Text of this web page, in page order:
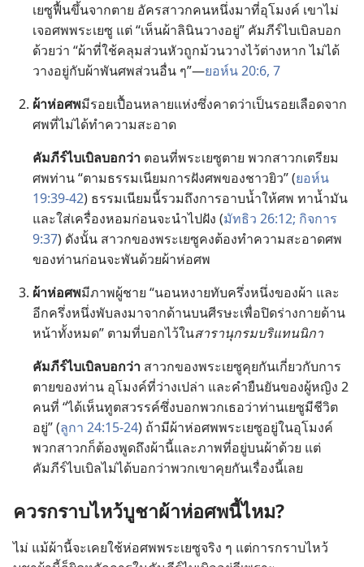
เยซู​ฟื้น​ขึ้น​จาก​ตาย อัครสาวก​คน​หนึ่ง​มา​ที่​อุโมงค์ เขา​ไม่​
เจอ​ศพ​พระ​เยซู แต่ “เห็น​ผ้า​ลินิน​วาง​อยู่” คัมภีร์​ไบเบิล​บอก​
ด้วย​ว่า “ผ้า​ที่​ใช้​คลุม​ส่วน​หัว​ถูก​ม้วน​วาง​ไว้​ต่าง​หาก ไม่​ได้​
วาง​อยู่​กับ​ผ้า​พัน​ศพ​ส่วน​อื่น​ ๆ”—ยอห์น 20:6, 7
ผ้า​ห่อ​ศพ​มี​รอย​เปื้อน​หลาย​แห่ง​ซึ่ง​คาด​ว่า​เป็น​รอย​เลือด​จาก​
ศพ​ที่​ไม่​ได้​ทำ​ความ​สะอาด
คัมภีร์​ไบเบิล​บอก​ว่า ตอน​ที่​พระ​เยซู​ตาย พวก​สาวก​เตรียม​
ศพ​ท่าน “ตาม​ธรรมเนียม​การ​ฝัง​ศพ​ของ​ชาว​ยิว” (ยอห์น
19:39-42) ธรรมเนียม​นี้​รวม​ถึง​การ​อาบ​น้ำ​ให้​ศพ ทา​น้ำมัน
และ​ใส่​เครื่อง​หอม​ก่อน​จะ​นำ​ไป​ฝัง (มัทธิว 26:12; กิจการ
9:37) ดัง​นั้น สาวก​ของ​พระ​เยซู​คง​ต้อง​ทำ​ความ​สะอาด​ศพ​
ของ​ท่าน​ก่อน​จะ​พัน​ด้วย​ผ้า​ห่อ​ศพ
ผ้า​ห่อ​ศพ​มี​ภาพ​ผู้​ชาย “นอน​หงาย​ทับ​ครึ่ง​หนึ่ง​ของ​ผ้า และ​
อีก​ครึ่ง​หนึ่ง​พับ​ลง​มา​จาก​ด้าน​บน​ศีรษะ​เพื่อ​ปิด​ร่าง​กาย​ด้าน​
หน้า​ทั้ง​หมด” ตาม​ที่​บอก​ไว้​ใน​สารานุกรม​บริแทนนิกา
คัมภีร์​ไบเบิล​บอก​ว่า สาวก​ของ​พระ​เยซู​คุย​กัน​เกี่ยว​กับ​การ​
ตาย​ของ​ท่าน อุโมงค์​ที่​ว่าง​เปล่า และ​คำ​ยืน​ยัน​ของ​ผู้​หญิง 2
คน​ที่ “ได้​เห็น​ทูตสวรรค์​ซึ่ง​บอก​พวก​เธอ​ว่า​ท่าน​เยซู​มี​ชีวิต​
อยู่” (ลูกา 24:15-24) ถ้า​มี​ผ้า​ห่อ​ศพ​พระ​เยซู​อยู่​ใน​อุโมงค์
พวก​สาวก​ก็​ต้อง​พูด​ถึง​ผ้า​นี้​และ​ภาพ​ที่​อยู่​บน​ผ้า​ด้วย แต่​
คัมภีร์​ไบเบิล​ไม่​ได้​บอก​ว่า​พวก​เขา​คุย​กัน​เรื่อง​นี้​เลย
ควร​กราบ​ไหว้​บูชา​ผ้า​ห่อ​ศพ​นี้​ไหม?
ไม่ แม้​ผ้า​นี้​จะ​เคย​ใช้​ห่อ​ศพ​พระ​เยซู​จริง​ ๆ แต่​การ​กราบ​ไหว้​